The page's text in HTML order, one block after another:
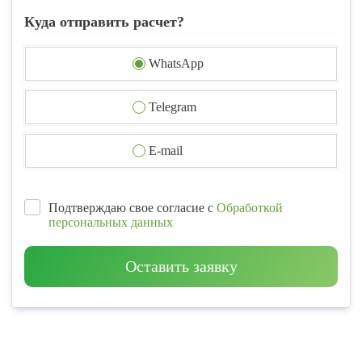
Куда отправить расчет?
WhatsApp
Telegram
E-mail
Подтверждаю свое согласие с Обработкой
персональных данных
Оставить заявку